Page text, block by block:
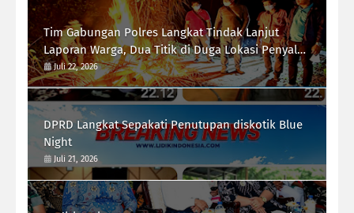
Tim Gabungan Polres Langkat Tindak Lanjut
Laporan Warga, Dua Titik di Duga Lokasi Penyalah
Gunaan Narkoba di Desa Bubun di Musnahkan
Juli 22, 2026
DPRD Langkat Sepakati Penutupan diskotik Blue
Night
Juli 21, 2026